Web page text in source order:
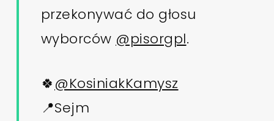
przekonywać do głosu
wyborców @pisorgpl.
🍀@KosiniakKamysz
📍Sejm